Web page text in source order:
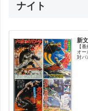
ナイト
新
【
オー
対バ